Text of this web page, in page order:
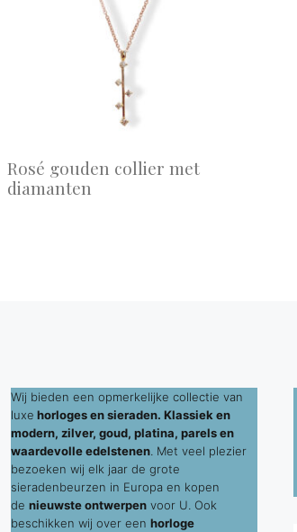
Rosé gouden collier met
diamanten
Wij bieden een opmerkelijke collectie van
luxe horloges en sieraden. Klassiek en
modern, zilver, goud, platina, parels en
waardevolle edelstenen. Met veel plezier
bezoeken wij elk jaar de grote
sieradenbeurzen in Europa en kopen
de nieuwste ontwerpen voor U. Ook
beschikken wij over een horloge